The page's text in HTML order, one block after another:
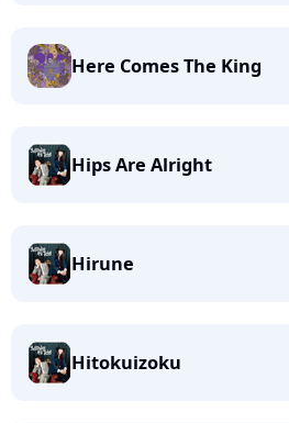
Here Comes The King
Hips Are Alright
Hirune
Hitokuizoku